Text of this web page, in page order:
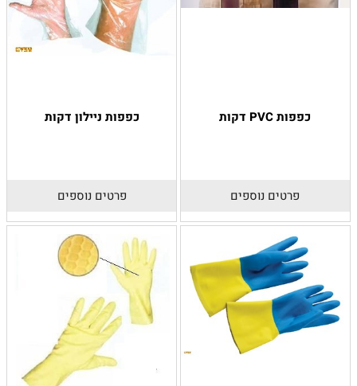
כפפות PVC דקות
פרטים נוספים
כפפות ניילון דקות
פרטים נוספים